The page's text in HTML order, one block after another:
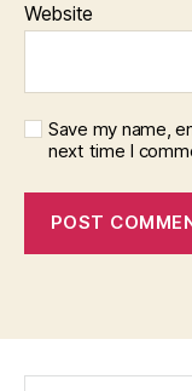
Website
Save my name,
next time I